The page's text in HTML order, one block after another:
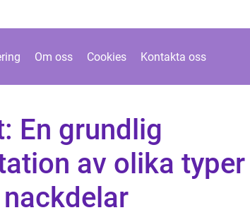
Om oss Cookies Kontakta oss
En grundlig
av olika typer